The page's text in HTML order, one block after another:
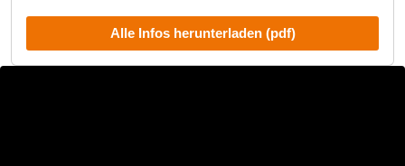
Alle Infos herunterladen (pdf)